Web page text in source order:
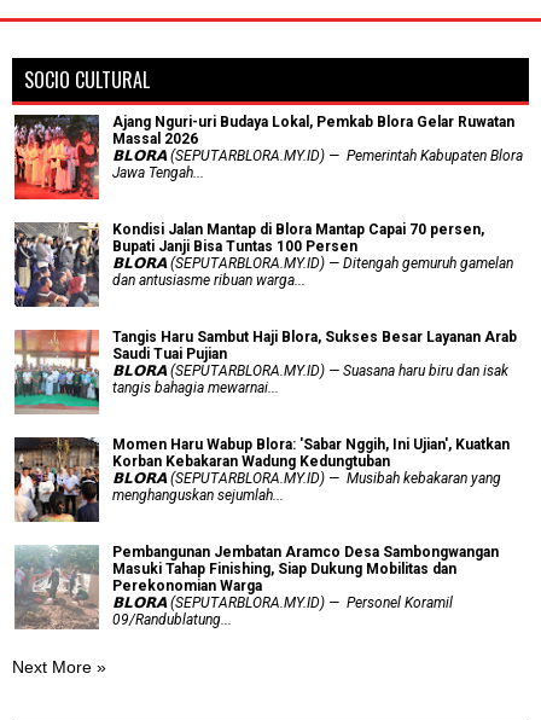
SOCIO CULTURAL
Ajang Nguri-uri Budaya Lokal, Pemkab Blora Gelar Ruwatan
Massal 2026
𝗕𝗟𝗢𝗥𝗔 (SEPUTARBLORA.MY.ID) — Pemerintah Kabupaten Blora
Jawa Tengah...
Kondisi Jalan Mantap di Blora Mantap Capai 70 persen,
Bupati Janji Bisa Tuntas 100 Persen
𝗕𝗟𝗢𝗥𝗔 (SEPUTARBLORA.MY.ID) — Ditengah gemuruh gamelan
dan antusiasme ribuan warga...
Tangis Haru Sambut Haji Blora, Sukses Besar Layanan Arab
Saudi Tuai Pujian
𝗕𝗟𝗢𝗥𝗔 (SEPUTARBLORA.MY.ID) — Suasana haru biru dan isak
tangis bahagia mewarnai...
Momen Haru Wabup Blora: ​'Sabar Nggih, Ini Ujian', Kuatkan
Korban Kebakaran Wadung Kedungtuban
𝗕𝗟𝗢𝗥𝗔 (SEPUTARBLORA.MY.ID) — Musibah kebakaran yang
menghanguskan sejumlah...
Pembangunan Jembatan Aramco Desa Sambongwangan
Masuki Tahap Finishing, Siap Dukung Mobilitas dan
Perekonomian Warga
𝗕𝗟𝗢𝗥𝗔 (SEPUTARBLORA.MY.ID) — Personel Koramil
09/Randublatung...
Next More »